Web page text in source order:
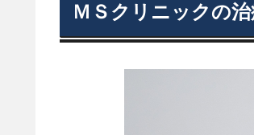
ＭＳクリニックの